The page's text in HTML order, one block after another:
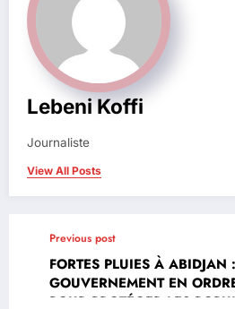
Lebeni Koffi
Journaliste
View All Posts
Previous post
FORTES PLUIES À ABIDJAN
GOUVERNEMENT EN
POUR PROTÉGER LES